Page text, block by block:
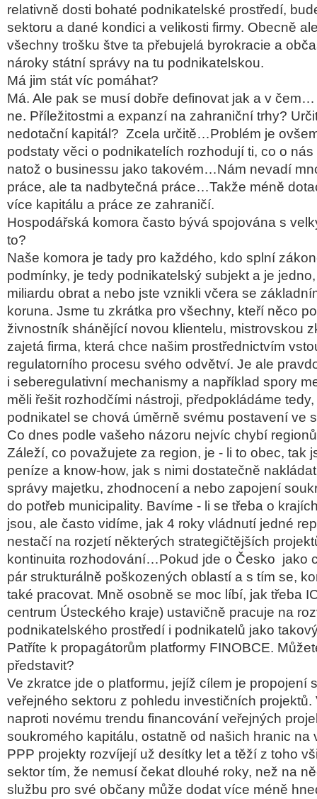
relativně dosti bohaté podnikatelské prostředí,
sektoru a dané kondici a velikosti firmy. Obecně
všechny trošku štve ta přebujelá byrokracie a
nároky státní správy na tu podnikatelskou.
Má jim stát víc pomáhat?
Má. Ale pak se musí dobře definovat jak a v
ne. Příležitostmi a expanzí na zahraniční trhy?
nedotační kapitál? Zcela určitě…Problém je
podstaty věci o podnikatelích rozhodují ti, co o
natož o businessu jako takovém…Nám nevadí
práce, ale ta nadbytečná práce…Takže méně
více kapitálu a práce ze zahraničí.
Hospodářská komora často bývá spojována s
to?
Naše komora je tady pro každého, kdo splní
podmínky, je tedy podnikatelský subjekt a je
miliardu obrat a nebo jste vznikli včera se
koruna. Jsme tu zkrátka pro všechny, kteří něco
živnostník shánějící novou klientelu, mistrovskou
zajetá firma, která chce našim prostřednictvím
regulatorního procesu svého odvětví. Je ale
i seberegulativní mechanismy a například spory
měli řešit rozhodčími nástroji, předpokládáme
podnikatel se chová úměrně svému postavení ve
Co dnes podle vašeho názoru nejvíc chybí
Záleží, co považujete za region, je - li to obec, tak
peníze a know-how, jak s nimi dostatečně
správy majetku, zhodnocení a nebo zapojení
do potřeb municipality. Bavíme - li se třeba o
jsou, ale často vidíme, jak 4 roky vládnutí jedné
nestačí na rozjetí některých strategičtějších
kontinuita rozhodování…Pokud jde o Česko jako
pár strukturálně poškozených oblastí a s tím se,
také pracovat. Mně osobně se moc líbí, jak třeba
centrum Ústeckého kraje) ustavičně pracuje na
podnikatelského prostředí i podnikatelů jako
Patříte k propagátorům platformy FINOBCE.
představit?
Ve zkratce jde o platformu, jejíž cílem je propojení
veřejného sektoru z pohledu investičních
naproti novému trendu financování veřejných
soukromého kapitálu, ostatně od našich hranic na
PPP projekty rozvíjejí už desítky let a těží z toho
sektor tím, že nemusí čekat dlouhé roky, než na
službu pro své občany může dodat více méně